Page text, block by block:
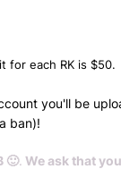
for each RK is $50.
you'll be
ban)!
🙂. We ask that